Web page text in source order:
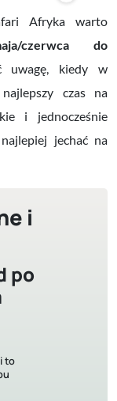
Afryka warto
czerwca do
uwagę, kiedy w
czas na
i jednocześnie
jechać na
i
po
to